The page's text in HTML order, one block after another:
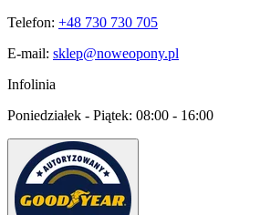
Telefon: +48 730 730 705
E-mail: sklep@noweopony.pl
Infolinia
Poniedziałek - Piątek: 08:00 - 16:00